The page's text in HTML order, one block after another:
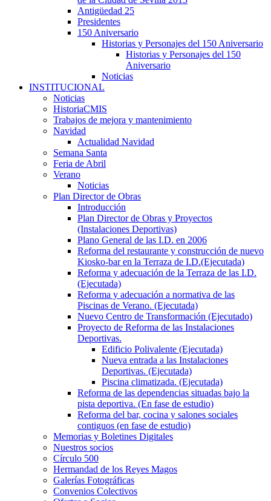
Antigüedad 25
Presidentes
150 Aniversario
Historias y Personajes del 150 Aniversario
Historias y Personajes del 150
Aniversario
Noticias
INSTITUCIONAL
Noticias
HistoriaCMIS
Trabajos de mejora y mantenimiento
Navidad
Actualidad Navidad
Semana Santa
Feria de Abril
Verano
Noticias
Plan Director de Obras
Introducción
Plan Director de Obras y Proyectos
(Instalaciones Deportivas)
Plano General de las I.D. en 2006
Reforma del restaurante y construcción de nuevo
Kiosko-bar en la Terraza de I.D.(Ejecutada)
Reforma y adecuación de la Terraza de las I.D.
(Ejecutada)
Reforma y adecuación a normativa de las
Piscinas de Verano. (Ejecutada)
Nuevo Centro de Transformación (Ejecutado)
Proyecto de Reforma de las Instalaciones
Deportivas.
Edificio Polivalente (Ejecutada)
Nueva entrada a las Instalaciones
Deportivas. (Ejecutada)
Piscina climatizada. (Ejecutada)
Reforma de las dependencias situadas bajo la
pista deportiva. (En fase de estudio)
Reforma del bar, cocina y salones sociales
contiguos (en fase de estudio)
Memorias y Boletines Digitales
Nuestros socios
Círculo 500
Hermandad de los Reyes Magos
Galerías Fotográficas
Convenios Colectivos